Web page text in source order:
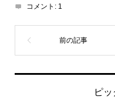
コメント: 1
ピ